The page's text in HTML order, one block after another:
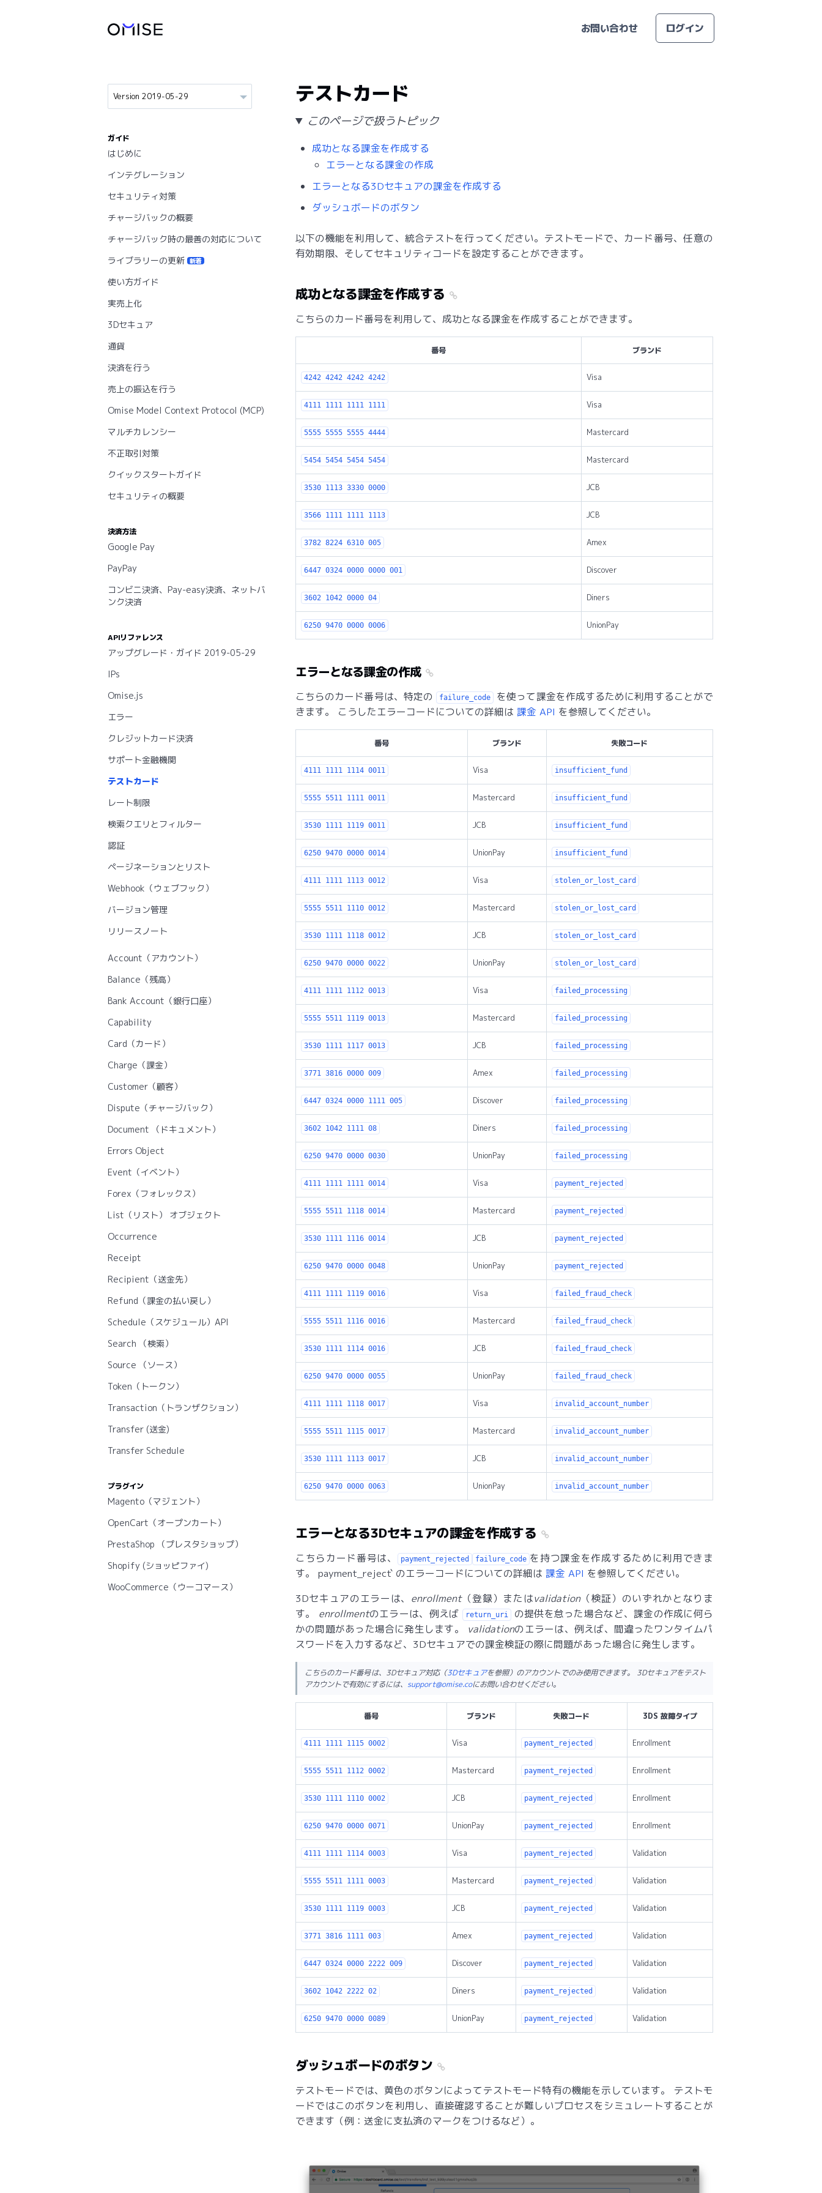
お問い合わせ ログイン
ガイド
はじめに
インテグレーション
セキュリティ対策
チャージバックの概要
チャージバック時の最善の対応について
ライブラリーの更新 新着
使い方ガイド
実売上化
3Dセキュア
通貨
決済を行う
売上の振込を行う
Omise Model Context Protocol (MCP)
マルチカレンシー
不正取引対策
クイックスタートガイド
セキュリティの概要
決済方法
Google Pay
PayPay
コンビニ決済、Pay-easy決済、ネットバ
ンク決済
APIリファレンス
アップグレード・ガイド 2019-05-29
IPs
Omise.js
エラー
クレジットカード決済
サポート金融機関
テストカード
レート制限
検索クエリとフィルター
認証
ページネーションとリスト
Webhook（ウェブフック）
バージョン管理
リリースノート
Account（アカウント）
Balance（残高）
Bank Account（銀行口座）
Capability
Card（カード）
Charge（課金）
Customer（顧客）
Dispute（チャージバック）
Document （ドキュメント）
Errors Object
Event（イベント）
Forex（フォレックス）
List（リスト） オブジェクト
Occurrence
Receipt
Recipient（送金先）
Refund（課金の払い戻し）
Schedule（スケジュール）API
Search （検索）
Source （ソース）
Token（トークン）
Transaction（トランザクション）
Transfer (送金)
Transfer Schedule
プラグイン
Magento（マジェント）
OpenCart（オープンカート）
PrestaShop （プレスタショップ）
Shopify (ショッピファイ)
WooCommerce（ウーコマース）
テストカード
このページで扱うトピック
成功となる課金を作成する
エラーとなる課金の作成
エラーとなる3Dセキュアの課金を作成する
ダッシュボードのボタン
以下の機能を利用して、統合テストを行ってください。テストモードで、カード番号、任意の
有効期限、そしてセキュリティコードを設定することができます。
成功となる課金を作成する
こちらのカード番号を利用して、成功となる課金を作成することができます。
番号 ブランド
4242 4242 4242 4242 Visa
4111 1111 1111 1111 Visa
5555 5555 5555 4444 Mastercard
5454 5454 5454 5454 Mastercard
3530 1113 3330 0000 JCB
3566 1111 1111 1113 JCB
3782 8224 6310 005 Amex
6447 0324 0000 0000 001 Discover
3602 1042 0000 04 Diners
6250 9470 0000 0006 UnionPay
エラーとなる課金の作成
こちらのカード番号は、特定の failure_code
を使って課金を作成するために利用することがで
きます。 こうしたエラーコードについての詳細は 課金 API を参照してください。
番号 ブランド 失敗コード
4111 1111 1114 0011 Visa insufficient_fund
5555 5511 1111 0011 Mastercard insufficient_fund
3530 1111 1119 0011 JCB insufficient_fund
6250 9470 0000 0014 UnionPay insufficient_fund
4111 1111 1113 0012 Visa stolen_or_lost_card
5555 5511 1110 0012 Mastercard stolen_or_lost_card
3530 1111 1118 0012 JCB stolen_or_lost_card
6250 9470 0000 0022 UnionPay stolen_or_lost_card
4111 1111 1112 0013 Visa failed_processing
5555 5511 1119 0013 Mastercard failed_processing
3530 1111 1117 0013 JCB failed_processing
3771 3816 0000 009 Amex failed_processing
6447 0324 0000 1111 005 Discover failed_processing
3602 1042 1111 08 Diners failed_processing
6250 9470 0000 0030 UnionPay failed_processing
4111 1111 1111 0014 Visa payment_rejected
5555 5511 1118 0014 Mastercard payment_rejected
3530 1111 1116 0014 JCB payment_rejected
6250 9470 0000 0048 UnionPay payment_rejected
4111 1111 1119 0016 Visa failed_fraud_check
5555 5511 1116 0016 Mastercard failed_fraud_check
3530 1111 1114 0016 JCB failed_fraud_check
6250 9470 0000 0055 UnionPay failed_fraud_check
4111 1111 1118 0017 Visa invalid_account_number
5555 5511 1115 0017 Mastercard invalid_account_number
3530 1111 1113 0017 JCB invalid_account_number
6250 9470 0000 0063 UnionPay invalid_account_number
エラーとなる3Dセキュアの課金を作成する
こちらカード番号は、 payment_rejected failure_code を持つ課金を作成するために利用できま
す。 payment_reject` のエラーコードについての詳細は 課金 API を参照してください。
3Dセキュアのエラーは、 enrollment（登録）またはvalidation（検証）のいずれかとなりま
す。 enrollmentのエラーは、例えば return_uri の提供を怠った場合など、課金の作成に何ら
かの問題があった場合に発生します。 validationのエラーは、例えば、間違ったワンタイムパ
スワードを入力するなど、3Dセキュアでの課金検証の際に問題があった場合に発生します。
こちらのカード番号は、3Dセキュア対応（3Dセキュアを参照）のアカウントでのみ使用できます。 3Dセキュアをテスト
アカウントで有効にするには、 support@omise.coにお問い合わせください。
番号 ブランド 失敗コード 3DS 故障タイプ
4111 1111 1115 0002 Visa payment_rejected Enrollment
5555 5511 1112 0002 Mastercard payment_rejected Enrollment
3530 1111 1110 0002 JCB payment_rejected Enrollment
6250 9470 0000 0071 UnionPay payment_rejected Enrollment
4111 1111 1114 0003 Visa payment_rejected Validation
5555 5511 1111 0003 Mastercard payment_rejected Validation
3530 1111 1119 0003 JCB payment_rejected Validation
3771 3816 1111 003 Amex payment_rejected Validation
6447 0324 0000 2222 009 Discover payment_rejected Validation
3602 1042 2222 02 Diners payment_rejected Validation
6250 9470 0000 0089 UnionPay payment_rejected Validation
ダッシュボードのボタン
テストモードでは、黄色のボタンによってテストモード特有の機能を示しています。 テストモ
ードではこのボタンを利用し、直接確認することが難しいプロセスをシミュレートすることが
できます（例：送金に支払済のマークをつけるなど）。